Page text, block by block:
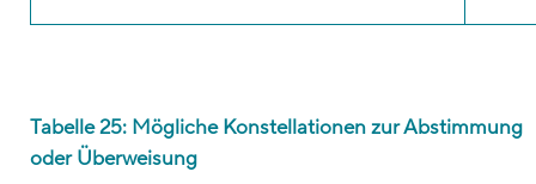
Tabelle 25: Mögliche Konstellationen zur Abstimmung
oder Überweisung